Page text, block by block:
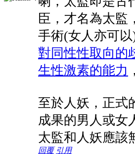
臣，才名為太監
手術(女人亦可
對同性性取向的
生性激素的能力
至於人妖，正式
成果的男人或女
太監和人妖應該
回覆 引用